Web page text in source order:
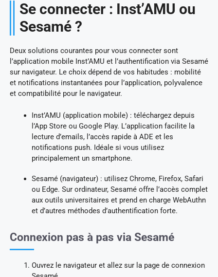
Se connecter : Inst’AMU ou
Sesamé ?
Deux solutions courantes pour vous connecter sont
l’application mobile Inst’AMU et l’authentification via Sesamé
sur navigateur. Le choix dépend de vos habitudes : mobilité
et notifications instantanées pour l’application, polyvalence
et compatibilité pour le navigateur.
Inst’AMU (application mobile) : téléchargez depuis
l’App Store ou Google Play. L’application facilite la
lecture d’emails, l’accès rapide à ADE et les
notifications push. Idéale si vous utilisez
principalement un smartphone.
Sesamé (navigateur) : utilisez Chrome, Firefox, Safari
ou Edge. Sur ordinateur, Sesamé offre l’accès complet
aux outils universitaires et prend en charge WebAuthn
et d’autres méthodes d’authentification forte.
Connexion pas à pas via Sesamé
Ouvrez le navigateur et allez sur la page de connexion